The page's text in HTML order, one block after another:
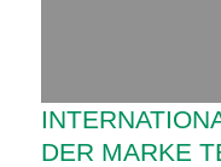
DER MARKE